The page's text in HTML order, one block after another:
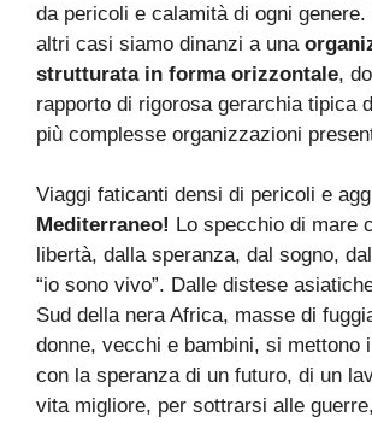
da pericoli e calamità di ogni
altri casi siamo dinanzi a una
strutturata in forma orizzontale,
rapporto di rigorosa gerarchia tipica
più complesse organizzazioni
Viaggi faticanti densi di pericoli e
Mediterraneo! Lo specchio di mare
libertà, dalla speranza, dal sogno,
“io sono vivo”. Dalle distese
Sud della nera Africa, masse di
donne, vecchi e bambini, si mettono
con la speranza di un futuro, di un
vita migliore, per sottrarsi alle